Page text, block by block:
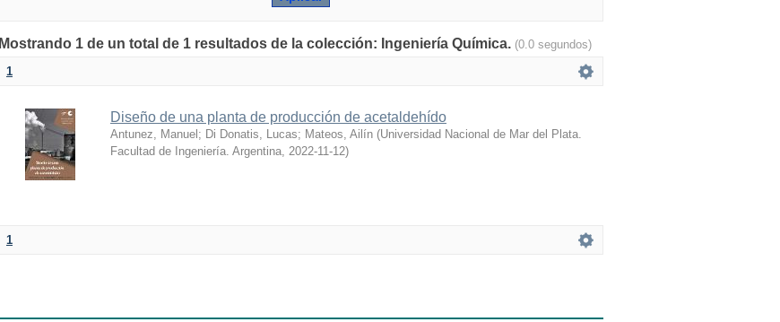
Mostrando 1 de un total de 1 resultados de la colección: Ingeniería Química. (0.0 segundos)
1
Diseño de una planta de producción de acetaldehído
Antunez, Manuel ; Di Donatis, Lucas; Mateos, Ailín (Universidad Nacional de Mar del Plata.
Facultad de Ingeniería. Argentina, 2022-11-12)
1